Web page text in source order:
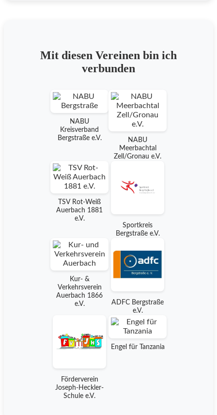
Mit diesen Vereinen bin ich
verbunden
NABU
Kreisverband
Bergstraße e.V.
NABU
Meerbachtal
Zell/Gronau e.V.
TSV Rot-Weiß
Auerbach 1881
e.V.
Sportkreis
Bergstraße e.V.
Kur- &
Verkehrsverein
Auerbach 1866
e.V.
ADFC Bergstraße
e.V.
Förderverein
Joseph-Heckler-
Schule e.V.
Engel für Tanzania